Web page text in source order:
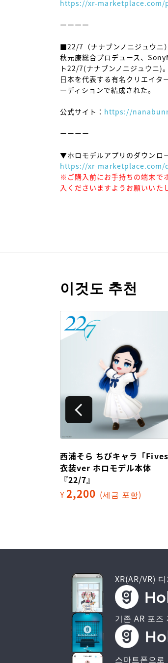
https://xr-marketplace.com/
ーーーー
■22/7（ナナブンノニジュウニ
秋元康総合プロデュース、
ト22/7(ナナブンノニジュウニ)。
日本を代表する有名クリエイタ
ーディションで結成された。
公式サイト： https://
ーーーー
https://xr-marketplace.com/
※ご購入前にお手持ちの端末で
入くださいますようお願いいた
이것도 추천
西浦そら ちびキャラ「
衣装ver ホロモデル本体
『22/7』
¥ 2,200 (세금 포함)
XR(AR/VR)
기존 AR 포즈
스마트폰으